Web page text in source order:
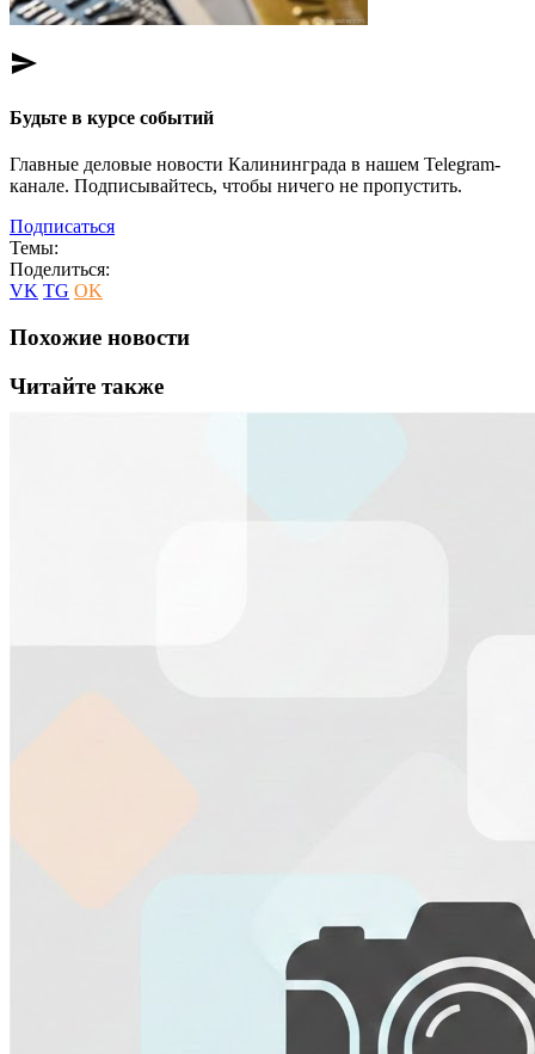
send
Будьте в курсе событий
Главные деловые новости Калининграда в нашем Telegram-
канале. Подписывайтесь, чтобы ничего не пропустить.
Подписаться
Темы:
Поделиться:
VK TG OK
Похожие новости
Читайте также